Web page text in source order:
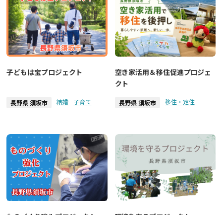
子どもは宝プロジェクト
長野県 須坂市 結婚 子育て
空き家活用＆移住促進プロジェ
クト
長野県 須坂市 移住・定住